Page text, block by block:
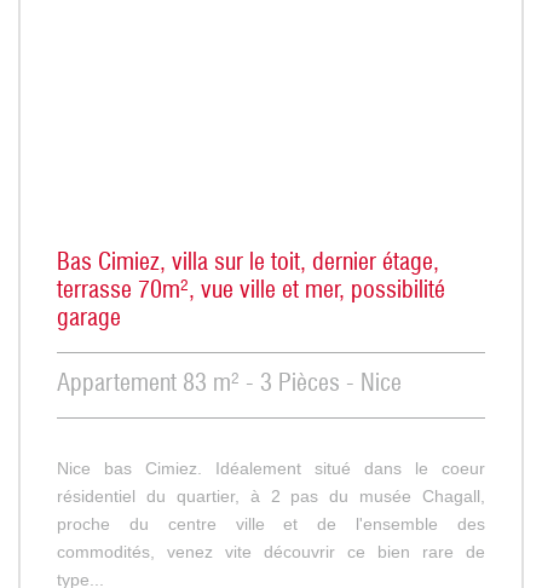
Bas Cimiez, villa sur le toit, dernier étage,
terrasse 70m², vue ville et mer, possibilité
garage
Appartement 83 m² - 3 Pièces - Nice
Nice bas Cimiez. Idéalement situé dans le coeur
résidentiel du quartier, à 2 pas du musée Chagall,
proche du centre ville et de l'ensemble des
commodités, venez vite découvrir ce bien rare de
type...